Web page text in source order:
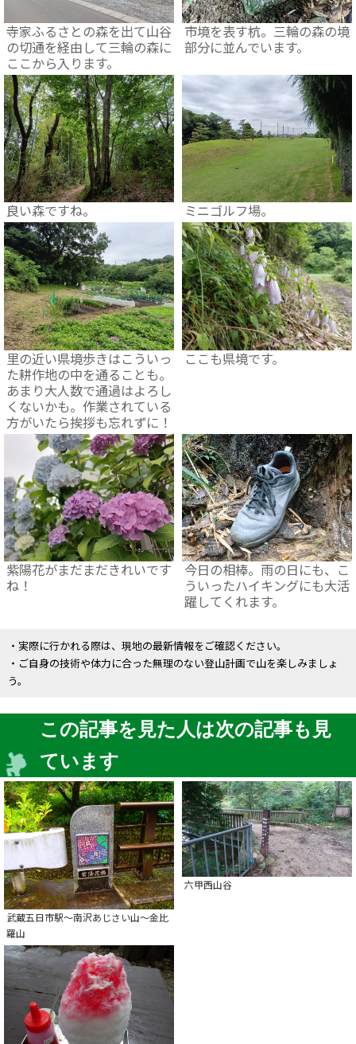
寺家ふるさとの森を出て山谷
の切通を経由して三輪の森に
ここから入ります。
市境を表す杭。三輪の森の境
部分に並んでいます。
良い森ですね。 ミニゴルフ場。
里の近い県境歩きはこういっ
た耕作地の中を通ることも。
あまり大人数で通過はよろし
くないかも。作業されている
方がいたら挨拶も忘れずに！
ここも県境です。
紫陽花がまだまだきれいです
ね！
今日の相棒。雨の日にも、こ
ういったハイキングにも大活
躍してくれます。
・実際に行かれる際は、現地の最新情報をご確認ください。
・ご自身の技術や体力に合った無理のない登山計画で山を楽しみましょ
う。
この記事を見た人は次の記事も見
ています
武蔵五日市駅～南沢あじさい山～金比
羅山
六甲西山谷